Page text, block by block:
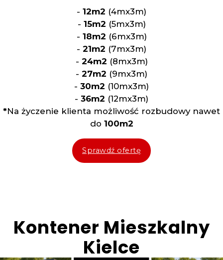
- 12m2 (4mx3m)
- 15m2 (5mx3m)
- 18m2 (6mx3m)
- 21m2 (7mx3m)
- 24m2 (8mx3m)
- 27m2 (9mx3m)
- 30m2 (10mx3m)
- 36m2 (12mx3m)
*Na życzenie klienta możliwość rozbudowy nawet
do 100m2
Sprawdź ofertę
Kontener Mieszkalny
Kielce